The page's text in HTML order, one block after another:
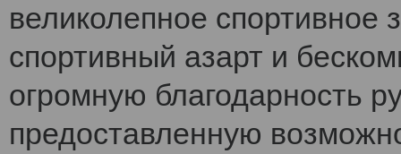
великолепное
спортивный азарт и
огромную благодарность
предоставленную